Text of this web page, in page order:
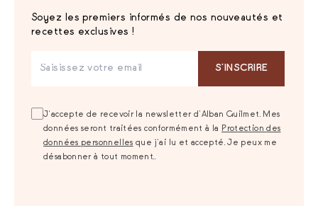
Soyez les premiers informés de nos nouveautés et
recettes exclusives !
S‘INSCRIRE
J‘accepte de recevoir la newsletter d’Alban Guilmet. Mes
données seront traitées conformément à la Protection des
données personnelles que j‘ai lu et accepté. Je peux me
désabonner à tout moment..